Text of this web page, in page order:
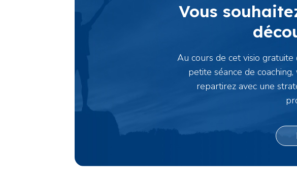
Vous
Au cours de cet visio gratuite
petite séance de
repartirez avec une